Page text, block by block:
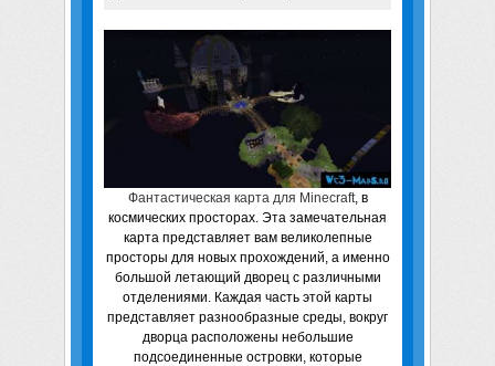
Фантастическая карта для Minecraft, в
космических просторах. Эта замечательная
карта представляет вам великолепные
просторы для новых прохождений, а именно
большой летающий дворец с различными
отделениями. Каждая часть этой карты
представляет разнообразные среды, вокруг
дворца расположены небольшие
подсоединенные островки, которые